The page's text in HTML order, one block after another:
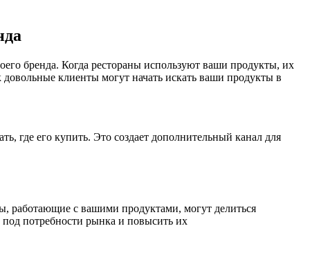
бренда. Когда рестораны используют ваши продукты, их
клиенты могут начать искать ваши продукты в
где его купить. Это создает дополнительный канал для
работающие с вашими продуктами, могут делиться
потребности рынка и повысить их